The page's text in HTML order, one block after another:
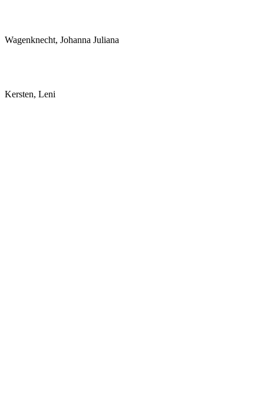
Wagenknecht, Johanna Juliana
Kersten, Leni